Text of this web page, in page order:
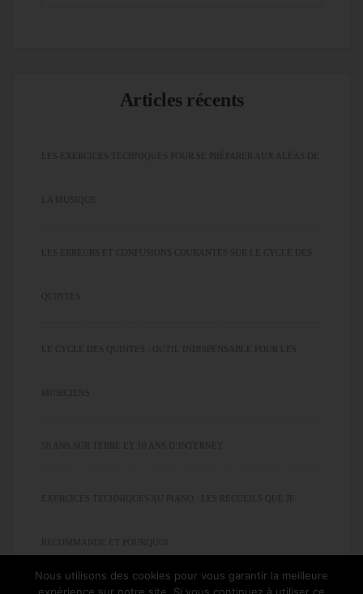
Articles récents
LES EXERCICES TECHNIQUES POUR SE PRÉPARER AUX ALÉAS DE
LA MUSIQUE
LES ERREURS ET CONFUSIONS COURANTES SUR LE CYCLE DES
QUINTES
LE CYCLE DES QUINTES : OUTIL INDISPENSABLE POUR LES
MUSICIENS
50 ANS SUR TERRE ET 10 ANS D’INTERNET
EXERCICES TECHNIQUES AU PIANO : LES RECUEILS QUE JE
RECOMMANDE ET POURQUOI
Nous utilisons des cookies pour vous garantir la meilleure